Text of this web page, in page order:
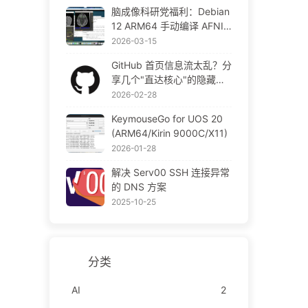
脑成像科研党福利：Debian
12 ARM64 手动编译 AFNI/
SUMA 笔记 (适配 macOS T
2026-03-15
GitHub 首页信息流太乱？分
享几个"直达核心"的隐藏入
口和优化方案
2026-02-28
KeymouseGo for UOS 20
(ARM64/Kirin 9000C/X11)
2026-01-28
解决 Serv00 SSH 连接异常
的 DNS 方案
2025-10-25
分类
AI
2